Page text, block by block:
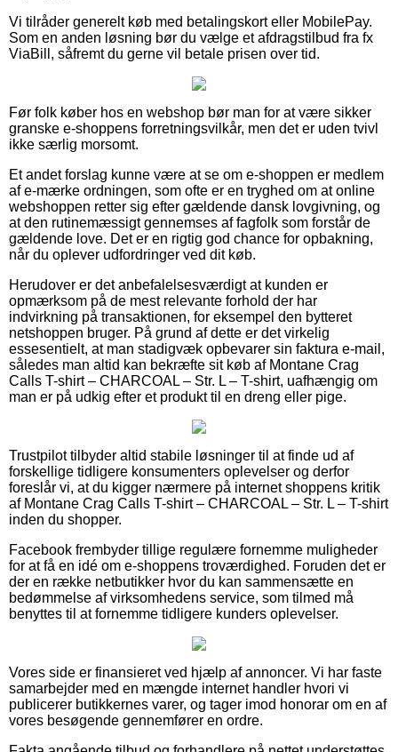
Vi tilråder generelt køb med betalingskort eller MobilePay.
Som en anden løsning bør du vælge et afdragstilbud fra fx
ViaBill, såfremt du gerne vil betale prisen over tid.
Før folk køber hos en webshop bør man for at være sikker
granske e-shoppens forretningsvilkår, men det er uden tvivl
ikke særlig morsomt.
Et andet forslag kunne være at se om e-shoppen er medlem
af e-mærke ordningen, som ofte er en tryghed om at online
webshoppen retter sig efter gældende dansk lovgivning, og
at den rutinemæssigt gennemses af fagfolk som forstår de
gældende love. Det er en rigtig god chance for opbakning,
når du oplever udfordringer ved dit køb.
Herudover er det anbefalelsesværdigt at kunden er
opmærksom på de mest relevante forhold der har
indvirkning på transaktionen, for eksempel den bytteret
netshoppen bruger. På grund af dette er det virkelig
essesentielt, at man stadigvæk opbevarer sin faktura e-mail,
således man altid kan bekræfte sit køb af Montane Crag
Calls T-shirt – CHARCOAL – Str. L – T-shirt, uafhængig om
man er på udkig efter et produkt til en dreng eller pige.
Trustpilot tilbyder altid stabile løsninger til at finde ud af
forskellige tidligere konsumenters oplevelser og derfor
foreslår vi, at du kigger nærmere på internet shoppens kritik
af Montane Crag Calls T-shirt – CHARCOAL – Str. L – T-shirt
inden du shopper.
Facebook frembyder tillige regulære fornemme muligheder
for at få en idé om e-shoppens troværdighed. Foruden det er
der en række netbutikker hvor du kan sammensætte en
bedømmelse af virksomhedens service, som tilmed må
benyttes til at fornemme tidligere kunders oplevelser.
Vores side er finansieret ved hjælp af annoncer. Vi har faste
samarbejder med en mængde internet handler hvori vi
publicerer butikkernes varer, og tager imod honorar om en af
vores besøgende gennemfører en ordre.